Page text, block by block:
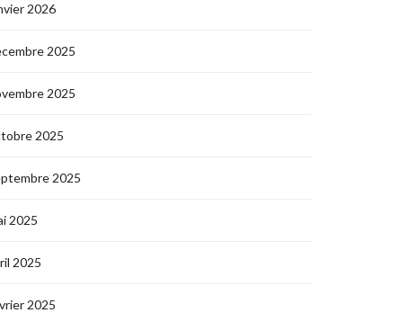
2026
2025
2025
2025
2025
2025
2025
2025